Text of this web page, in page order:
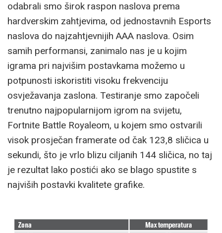
odabrali smo širok raspon naslova prema
hardverskim zahtjevima, od jednostavnih Esports
naslova do najzahtjevnijih AAA naslova. Osim
samih performansi, zanimalo nas je u kojim
igrama pri najvišim postavkama možemo u
potpunosti iskoristiti visoku frekvenciju
osvježavanja zaslona. Testiranje smo započeli
trenutno najpopularnijom igrom na svijetu,
Fortnite Battle Royaleom, u kojem smo ostvarili
visok prosječan framerate od čak 123,8 sličica u
sekundi, što je vrlo blizu ciljanih 144 sličica, no taj
je rezultat lako postići ako se blago spustite s
najviših postavki kvalitete grafike.